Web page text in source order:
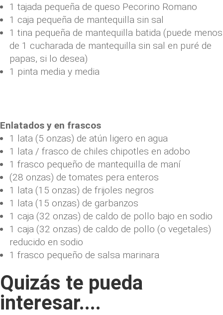
1 tajada pequeña de queso Pecorino Romano
1 caja pequeña de mantequilla sin sal
1 tina pequeña de mantequilla batida (puede menos
de 1 cucharada de mantequilla sin sal en puré de
papas, si lo desea)
1 pinta media y media
Enlatados y en frascos
1 lata (5 onzas) de atún ligero en agua
1 lata / frasco de chiles chipotles en adobo
1 frasco pequeño de mantequilla de maní
(28 onzas) de tomates pera enteros
1 lata (15 onzas) de frijoles negros
1 lata (15 onzas) de garbanzos
1 caja (32 onzas) de caldo de pollo bajo en sodio
1 caja (32 onzas) de caldo de pollo (o vegetales)
reducido en sodio
1 frasco pequeño de salsa marinara
Quizás te pueda
interesar....